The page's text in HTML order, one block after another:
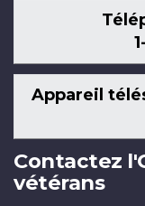
Appareil
Contactez
vétérans